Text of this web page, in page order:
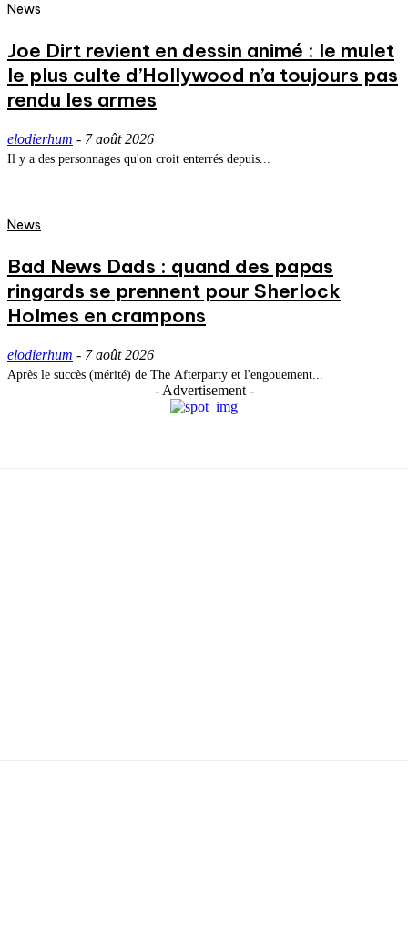
News
Joe Dirt revient en dessin animé : le mulet
le plus culte d’Hollywood n’a toujours pas
rendu les armes
elodierhum - 7 août 2026
Il y a des personnages qu'on croit enterrés depuis...
News
Bad News Dads : quand des papas
ringards se prennent pour Sherlock
Holmes en crampons
elodierhum - 7 août 2026
Après le succès (mérité) de The Afterparty et l'engouement...
- Advertisement -